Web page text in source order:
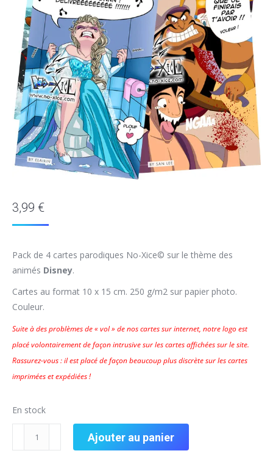
3,99 €
Pack de 4 cartes parodiques No-Xice© sur le thème des
animés Disney.
Cartes au format 10 x 15 cm. 250 g/m2 sur papier photo.
Couleur.
Suite à des problèmes de « vol » de nos cartes sur internet, notre logo est
placé volontairement de façon intrusive sur les cartes affichées sur le site.
Rassurez-vous : il est placé de façon beaucoup plus discrète sur les cartes
imprimées et expédiées !
En stock
Ajouter au panier